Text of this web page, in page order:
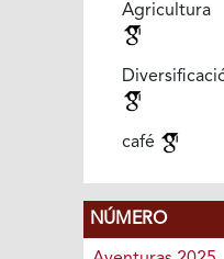
café
NÚMERO